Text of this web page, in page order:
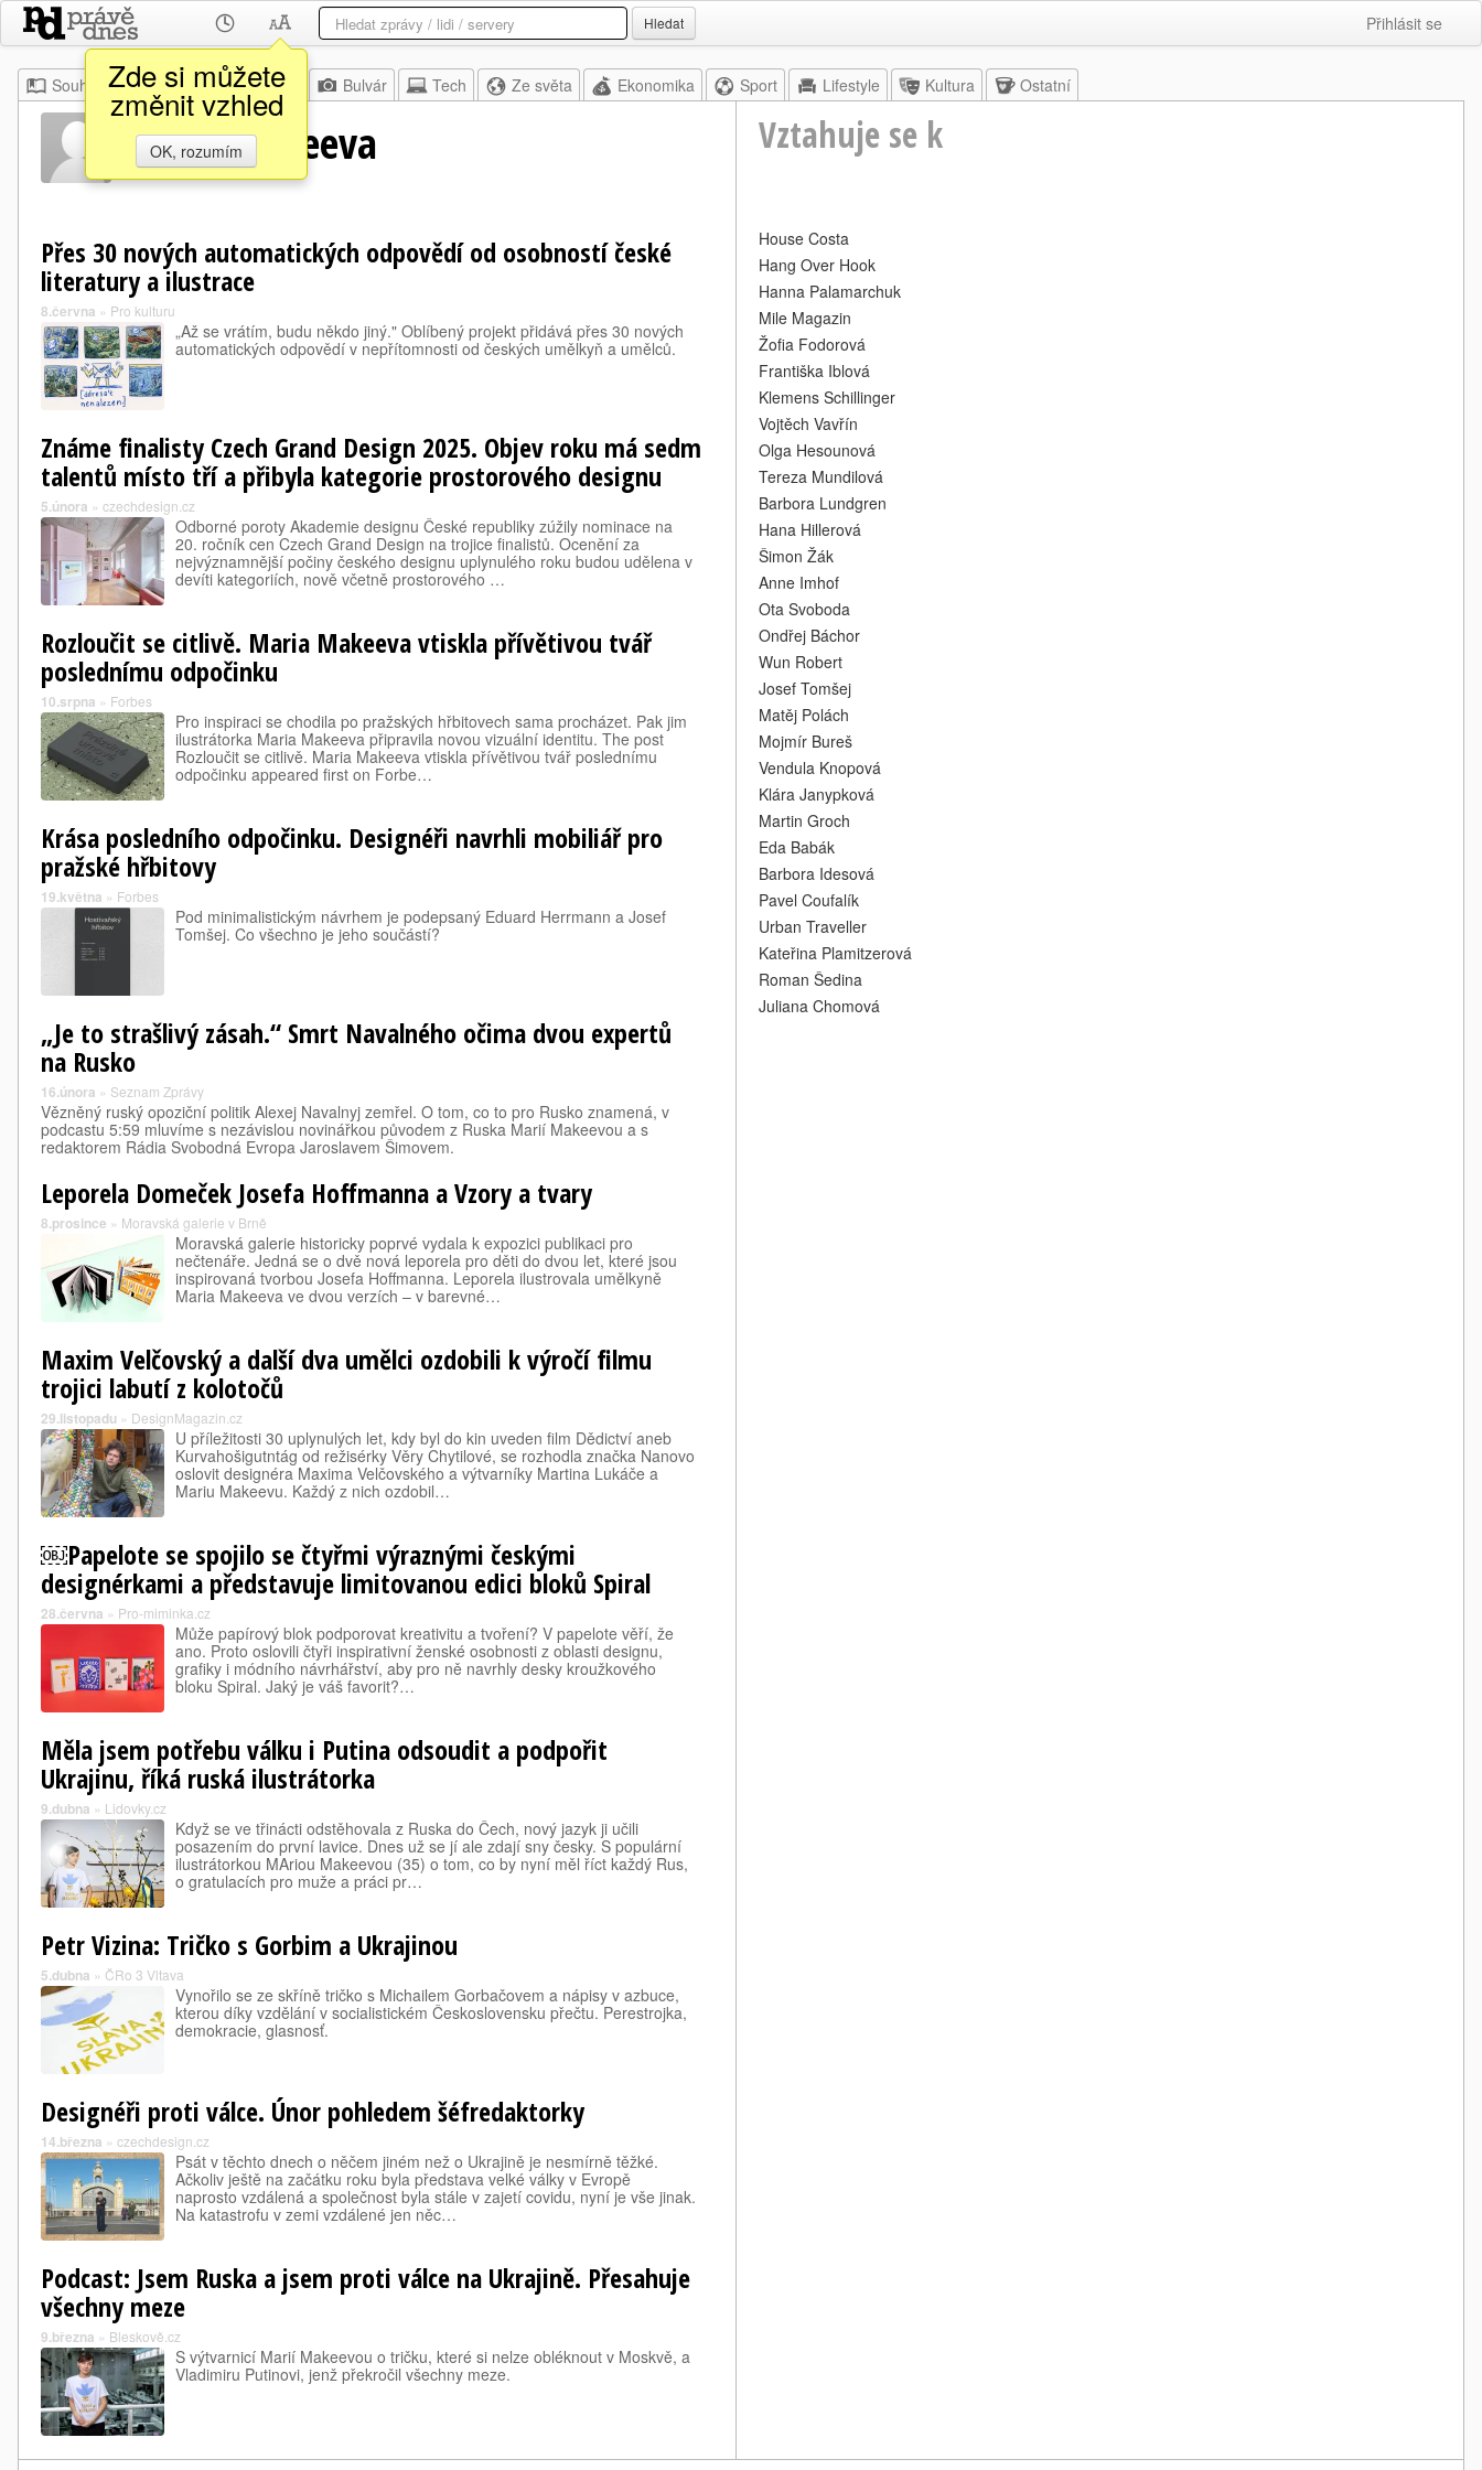
Zde si můžete
změnit vzhled
OK, rozumím
Hledat Přihlásit se
Souhrn Moje Z domova Bulvár Tech Ze světa Ekonomika Sport Lifestyle Kultura Ostatní
Maria Makeeva Vztahuje se k
Přes 30 nových automatických odpovědí od osobností české
literatury a ilustrace
8.června » Pro kulturu
„Až se vrátím, budu někdo jiný." Oblíbený projekt přidává přes 30 nových
automatických odpovědí v nepřítomnosti od českých umělkyň a umělců.
Známe finalisty Czech Grand Design 2025. Objev roku má sedm
talentů místo tří a přibyla kategorie prostorového designu
5.února » czechdesign.cz
Odborné poroty Akademie designu České republiky zúžily nominace na
20. ročník cen Czech Grand Design na trojice finalistů. Ocenění za
nejvýznamnější počiny českého designu uplynulého roku budou udělena v
devíti kategoriích, nově včetně prostorového …
Rozloučit se citlivě. Maria Makeeva vtiskla přívětivou tvář
poslednímu odpočinku
10.srpna » Forbes
Pro inspiraci se chodila po pražských hřbitovech sama procházet. Pak jim
ilustrátorka Maria Makeeva připravila novou vizuální identitu. The post
Rozloučit se citlivě. Maria Makeeva vtiskla přívětivou tvář poslednímu
odpočinku appeared first on Forbe…
Krása posledního odpočinku. Designéři navrhli mobiliář pro
pražské hřbitovy
19.května » Forbes
Pod minimalistickým návrhem je podepsaný Eduard Herrmann a Josef
Tomšej. Co všechno je jeho součástí?
„Je to strašlivý zásah.“ Smrt Navalného očima dvou expertů
na Rusko
16.února » Seznam Zprávy
Vězněný ruský opoziční politik Alexej Navalnyj zemřel. O tom, co to pro Rusko znamená, v
podcastu 5:59 mluvíme s nezávislou novinářkou původem z Ruska Marií Makeevou a s
redaktorem Rádia Svobodná Evropa Jaroslavem Šimovem.
Leporela Domeček Josefa Hoffmanna a Vzory a tvary
8.prosince » Moravská galerie v Brně
Moravská galerie historicky poprvé vydala k expozici publikaci pro
nečtenáře. Jedná se o dvě nová leporela pro děti do dvou let, které jsou
inspirovaná tvorbou Josefa Hoffmanna. Leporela ilustrovala umělkyně
Maria Makeeva ve dvou verzích – v barevné…
Maxim Velčovský a další dva umělci ozdobili k výročí filmu
trojici labutí z kolotočů
29.listopadu » DesignMagazin.cz
U příležitosti 30 uplynulých let, kdy byl do kin uveden film Dědictví aneb
Kurvahošigutntág od režisérky Věry Chytilové, se rozhodla značka Nanovo
oslovit designéra Maxima Velčovského a výtvarníky Martina Lukáče a
Mariu Makeevu. Každý z nich ozdobil…
￼Papelote se spojilo se čtyřmi výraznými českými
designérkami a představuje limitovanou edici bloků Spiral
28.června » Pro-miminka.cz
Může papírový blok podporovat kreativitu a tvoření? V papelote věří, že
ano. Proto oslovili čtyři inspirativní ženské osobnosti z oblasti designu,
grafiky i módního návrhářství, aby pro ně navrhly desky kroužkového
bloku Spiral. Jaký je váš favorit?…
Měla jsem potřebu válku i Putina odsoudit a podpořit
Ukrajinu, říká ruská ilustrátorka
9.dubna » Lidovky.cz
Když se ve třinácti odstěhovala z Ruska do Čech, nový jazyk ji učili
posazením do první lavice. Dnes už se jí ale zdají sny česky. S populární
ilustrátorkou MAriou Makeevou (35) o tom, co by nyní měl říct každý Rus,
o gratulacích pro muže a práci pr…
Petr Vizina: Tričko s Gorbim a Ukrajinou
5.dubna » ČRo 3 Vltava
Vynořilo se ze skříně tričko s Michailem Gorbačovem a nápisy v azbuce,
kterou díky vzdělání v socialistickém Československu přečtu. Perestrojka,
demokracie, glasnosť.
Designéři proti válce. Únor pohledem šéfredaktorky
14.března » czechdesign.cz
Psát v těchto dnech o něčem jiném než o Ukrajině je nesmírně těžké.
Ačkoliv ještě na začátku roku byla představa velké války v Evropě
naprosto vzdálená a společnost byla stále v zajetí covidu, nyní je vše jinak.
Na katastrofu v zemi vzdálené jen něc…
Podcast: Jsem Ruska a jsem proti válce na Ukrajině. Přesahuje
všechny meze
9.března » Bleskově.cz
S výtvarnicí Marií Makeevou o tričku, které si nelze obléknout v Moskvě, a
Vladimiru Putinovi, jenž překročil všechny meze.
House Costa
Hang Over Hook
Hanna Palamarchuk
Mile Magazin
Žofia Fodorová
Františka Iblová
Klemens Schillinger
Vojtěch Vavřín
Olga Hesounová
Tereza Mundilová
Barbora Lundgren
Hana Hillerová
Šimon Žák
Anne Imhof
Ota Svoboda
Ondřej Báchor
Wun Robert
Josef Tomšej
Matěj Polách
Mojmír Bureš
Vendula Knopová
Klára Janypková
Martin Groch
Eda Babák
Barbora Idesová
Pavel Coufalík
Urban Traveller
Kateřina Plamitzerová
Roman Šedina
Juliana Chomová